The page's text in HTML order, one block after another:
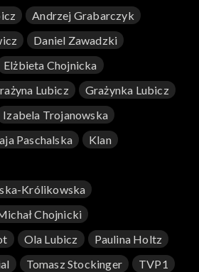
Andrzej Grabarczyk
Daniel Zawadzki
Elżbieta Chojnicka
Lubicz
Grażynka Lubicz
Izabela Trojanowska
Paschalska
Klan
Królikowska
Chojnicki
Ola Lubicz
Paulina Holtz
Tomasz Stockinger
TVP1